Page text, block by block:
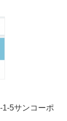
5サンコーポ